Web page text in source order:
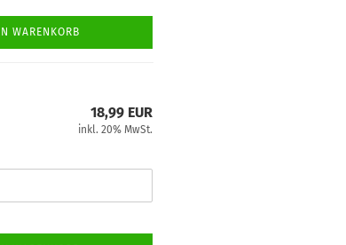
WARENKORB
18,99 EUR
inkl. 20% MwSt.